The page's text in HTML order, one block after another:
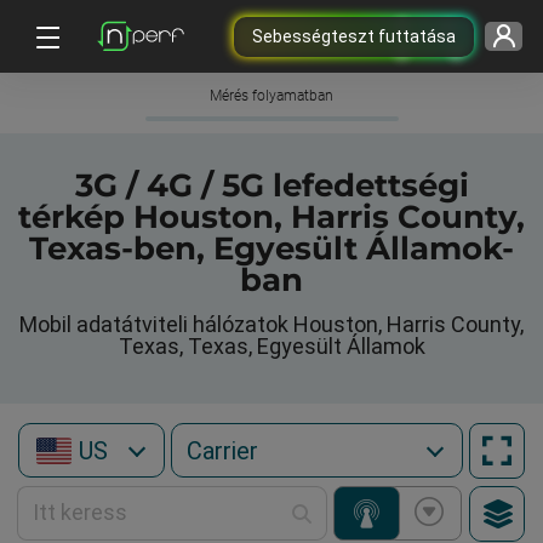
Sebességteszt futtatása
Mérés folyamatban
3G / 4G / 5G lefedettségi
térkép Houston, Harris County,
Texas-ben, Egyesült Államok-
ban
Mobil adatátviteli hálózatok Houston, Harris County,
Texas, Texas, Egyesült Államok
US